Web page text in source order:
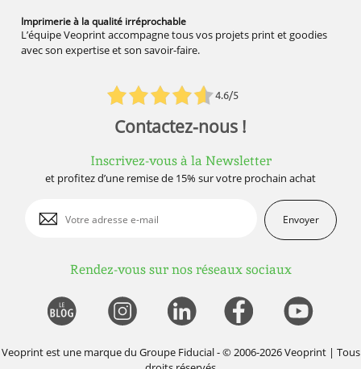
4.6/5
Imprimerie à la qualité irréprochable
L’équipe Veoprint accompagne tous vos projets print et goodies
avec son expertise et son savoir-faire.
Contactez-nous !
Inscrivez-vous à la Newsletter
et profitez d’une remise de 15% sur votre prochain achat
Envoyer
Rendez-vous sur nos réseaux sociaux
Veoprint est une marque du Groupe Fiducial- © 2006-2026 Veoprint | Tous